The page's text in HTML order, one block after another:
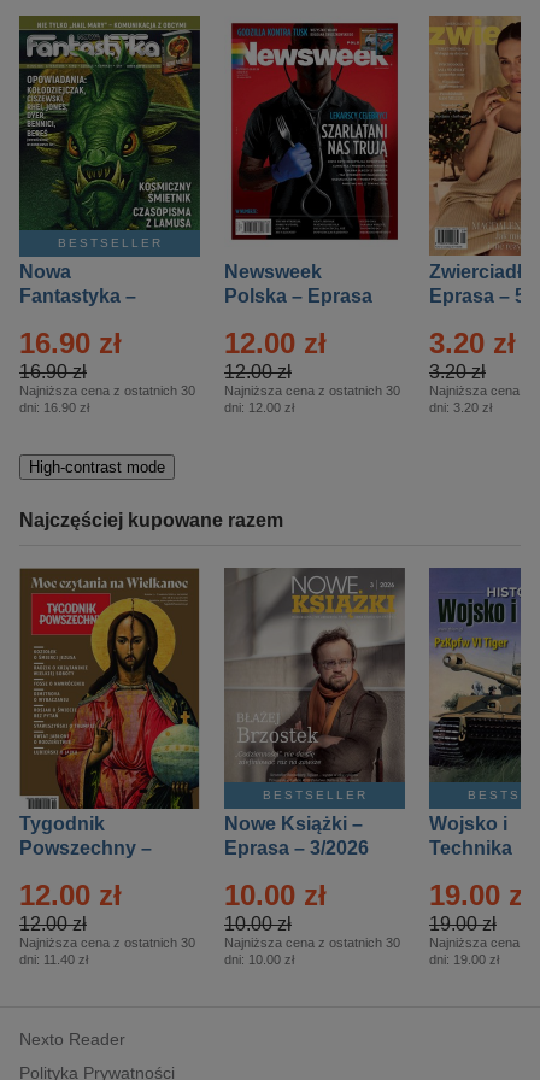
BESTSELLER
Nowa
Fantastyka –
16.90 zł
16.90 zł
Najniższa cena z ostatnich 30
dni: 16.90 zł
Newsweek
Polska – Eprasa
12.00 zł
12.00 zł
Najniższa cena z ostatnich 30
dni: 12.00 zł
Zwierciadło
Eprasa – 5/
3.20 zł
3.20 zł
Najniższa cena z
dni: 3.20 zł
High-contrast mode
Najczęściej kupowane razem
Tygodnik
Powszechny –
12.00 zł
12.00 zł
Najniższa cena z ostatnich 30
dni: 11.40 zł
BESTSELLER
Nowe Książki –
Eprasa – 3/2026
10.00 zł
10.00 zł
Najniższa cena z ostatnich 30
dni: 10.00 zł
Wojsko i
Technika
– 2/2026
19.00 zł
19.00 zł
Najniższa cena z
dni: 19.00 zł
Nexto Reader
Polityka Prywatności